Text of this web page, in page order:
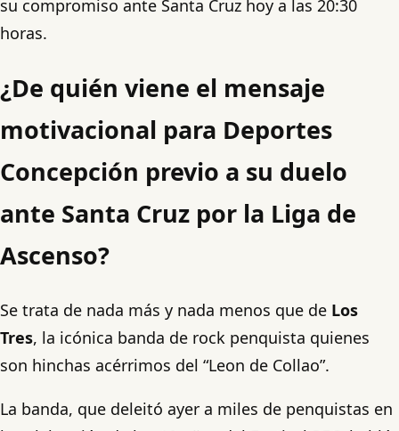
su compromiso ante Santa Cruz hoy a las 20:30
horas.
¿De quién viene el mensaje
motivacional para Deportes
Concepción previo a su duelo
ante Santa Cruz por la Liga de
Ascenso?
Se trata de nada más y nada menos que de Los
Tres, la icónica banda de rock penquista quienes
son hinchas acérrimos del “Leon de Collao”.
La banda, que deleitó ayer a miles de penquistas en